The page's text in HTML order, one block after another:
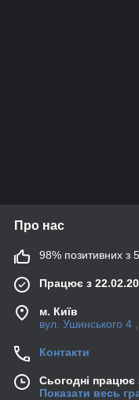
Про нас
98% позитивних з
Працює з
м. Київ
вул. Ушинського 4
Контакти
Сьогодні працює
Показати весь